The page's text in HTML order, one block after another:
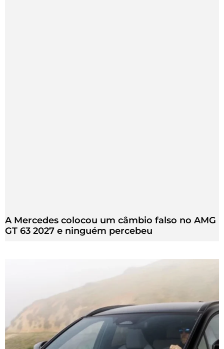
A Mercedes colocou um câmbio falso no AMG
GT 63 2027 e ninguém percebeu